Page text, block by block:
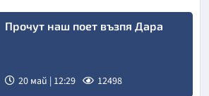
Прочут наш поет възпя Дара
20 май | 12:29 12498